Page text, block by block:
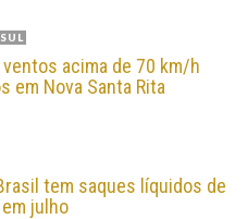
acima de 70 km/h
em Nova Santa Rita
tem saques líquidos de
julho